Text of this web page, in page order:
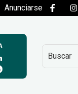
Anunciarse